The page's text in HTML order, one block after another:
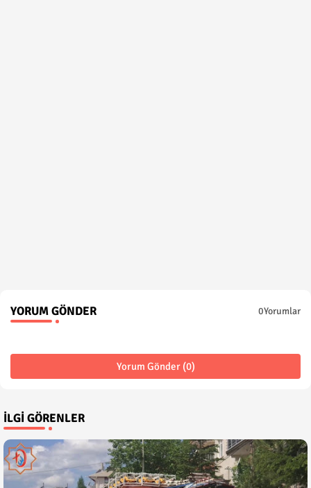
YORUM GÖNDER 0Yorumlar
Yorum Gönder (0)
İLGI GÖRENLER